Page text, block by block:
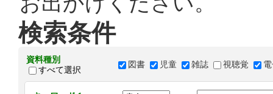
検索条件
資料種別
すべて選択
図書 児童 雑誌 視聴覚